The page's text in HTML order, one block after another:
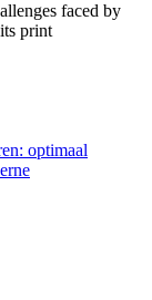
faced by
print
optimaal